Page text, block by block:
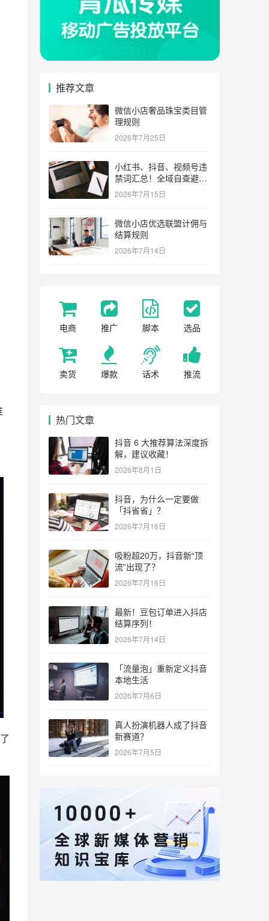
推荐文章
微信小店奢品珠宝类目管
理规则
2026年7月25日
小红书、抖音、视频号违
禁词汇总！全域自查避坑
指南
2026年7月15日
微信小店优选联盟计佣与
结算规则
2026年7月14日
电商 推广 脚本 选品
卖货 爆款 话术 推流
热门文章
抖音 6 大推荐算法深度拆
解，建议收藏！
2026年8月1日
抖音，为什么一定要做
「抖省省」？
2026年7月16日
吸粉超20万，抖音新“顶
流”出现了？
2026年7月16日
最新！豆包订单进入抖店
结算序列！
2026年7月14日
「流量泡」重新定义抖音
本地生活
2026年7月6日
真人扮演机器人成了抖音
新赛道？
2026年7月5日